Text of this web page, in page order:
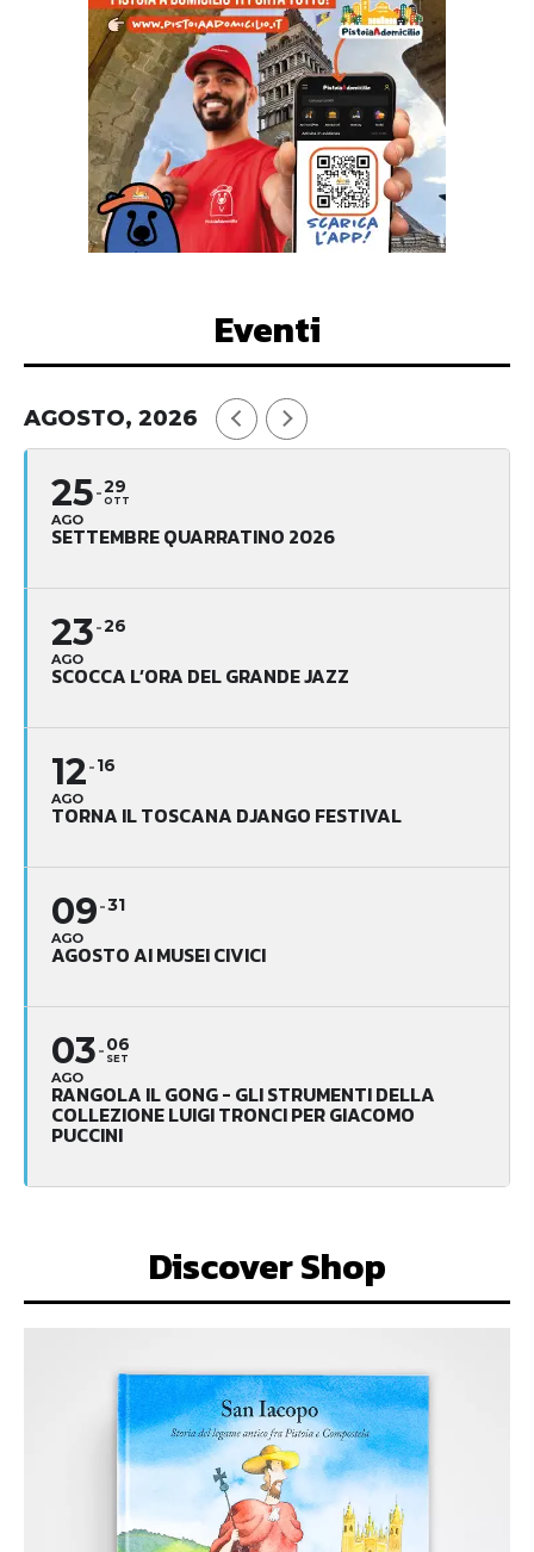
Eventi
AGOSTO, 2026
25
AGO
29
OTT
SETTEMBRE QUARRATINO 2026
23
AGO
26
SCOCCA L’ORA DEL GRANDE JAZZ
12
AGO
16
TORNA IL TOSCANA DJANGO FESTIVAL
09
AGO
31
AGOSTO AI MUSEI CIVICI
03
AGO
06
SET
RANGOLA IL GONG - GLI STRUMENTI DELLA
COLLEZIONE LUIGI TRONCI PER GIACOMO
PUCCINI
Discover Shop